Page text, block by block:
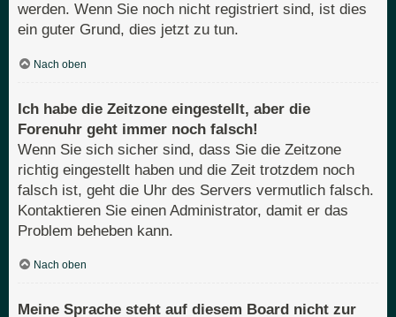
werden. Wenn Sie noch nicht registriert sind, ist dies
ein guter Grund, dies jetzt zu tun.
Nach oben
Ich habe die Zeitzone eingestellt, aber die
Forenuhr geht immer noch falsch!
Wenn Sie sich sicher sind, dass Sie die Zeitzone
richtig eingestellt haben und die Zeit trotzdem noch
falsch ist, geht die Uhr des Servers vermutlich falsch.
Kontaktieren Sie einen Administrator, damit er das
Problem beheben kann.
Nach oben
Meine Sprache steht auf diesem Board nicht zur